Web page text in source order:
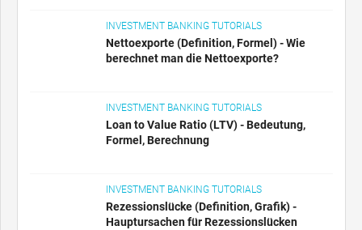
INVESTMENT BANKING TUTORIALS
Nettoexporte (Definition, Formel) - Wie
berechnet man die Nettoexporte?
INVESTMENT BANKING TUTORIALS
Loan to Value Ratio (LTV) - Bedeutung,
Formel, Berechnung
INVESTMENT BANKING TUTORIALS
Rezessionslücke (Definition, Grafik) -
Hauptursachen für Rezessionslücken